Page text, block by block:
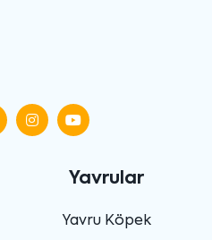
Yavrular
Yavru Köpek